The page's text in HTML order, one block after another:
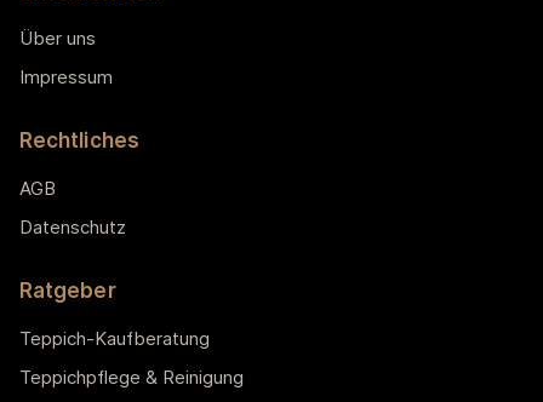
Über uns
Impressum
Rechtliches
AGB
Datenschutz
Ratgeber
Teppich-Kaufberatung
Teppichpflege & Reinigung